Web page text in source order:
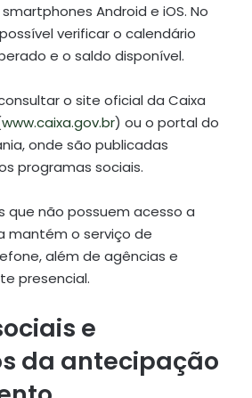
Android e iOS. No
verificar o calendário
e o saldo disponível.
o site oficial da Caixa
www.caixa.gov.br) ou o portal do
onde são publicadas
programas sociais.
que não possuem acesso a
mantém o serviço de
além de agências e
presencial.
e
da antecipação